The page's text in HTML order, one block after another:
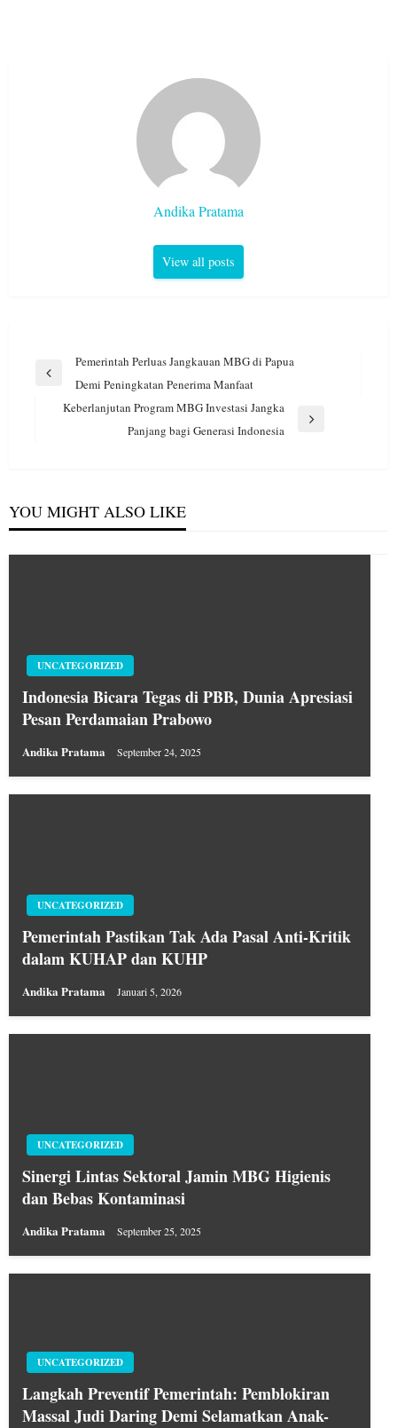
Andika Pratama
View all posts
Navigasi
Previous
Pemerintah Perluas Jangkauan MBG di Papua
Demi Peningkatan Penerima Manfaat
Keberlanjutan Program MBG Investasi Jangka
Panjang bagi Generasi Indonesia
YOU MIGHT ALSO LIKE
UNCATEGORIZED
Indonesia Bicara Tegas di PBB, Dunia Apresiasi
Pesan Perdamaian Prabowo
Andika Pratama September 24, 2025
UNCATEGORIZED
Pemerintah Pastikan Tak Ada Pasal Anti-Kritik
dalam KUHAP dan KUHP
Andika Pratama Januari 5, 2026
UNCATEGORIZED
Sinergi Lintas Sektoral Jamin MBG Higienis
dan Bebas Kontaminasi
Andika Pratama September 25, 2025
UNCATEGORIZED
Langkah Preventif Pemerintah: Pemblokiran
Massal Judi Daring Demi Selamatkan Anak-